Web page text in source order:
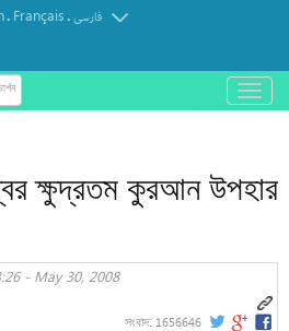
. Français.فارسی
باز
و
منو
কোরআন : সৌদির ক্রুটিপূর্ণ অনুবাদ শোধরাতে
ক্ষুদ্রতম কুরআন উপহার
- May 30, 2008
সংবাদ: 1656646